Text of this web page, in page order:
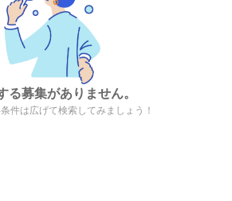
る募集がありません。
件は広げて検索してみましょう！